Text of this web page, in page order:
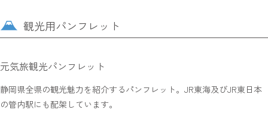
観光用パンフレット
元気旅観光パンフレット
静岡県全県の観光魅力を紹介するパンフレット。JR東海及びJR東日本
の管内駅にも配架しています。